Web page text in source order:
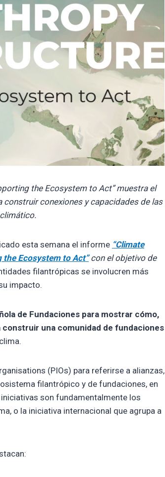
the Ecosystem to Act” muestra el
conexiones y capacidades de las
esta semana el informe “Climate
Ecosystem to Act”con el objetivo de
filantrópicas se involucren más
impacto.
de Fundaciones para mostrar cómo,
una comunidad de fundaciones
(PIOs) para referirse a alianzas,
filantrópico y de fundaciones, en
son fundamentalmente los
o la iniciativa internacional que agrupa a